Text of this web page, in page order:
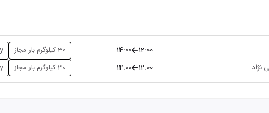
12:00
14:00 30 کیلوگرم بار مجاز
نژاد 12:00
14:00 30 کیلوگرم بار مجاز